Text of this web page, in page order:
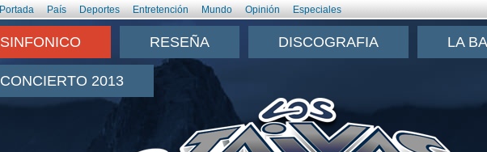
Portada País Deportes Entretención Mundo Opinión Especiales
SINFONICO RESEÑA DISCOGRAFIA LA
CONCIERTO 2013